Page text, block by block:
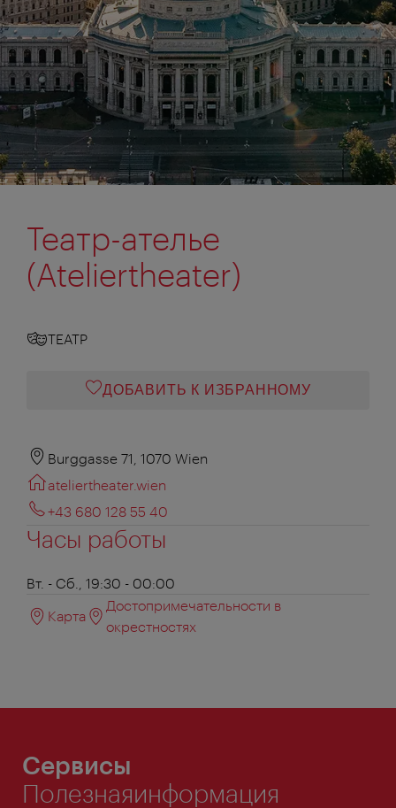
Театр-ателье
(Ateliertheater)
ТЕАТР
ДОБАВИТЬ К ИЗБРАННОМУ
Burggasse 71, 1070 Wien
ateliertheater.wien
+43 680 128 55 40
Часы работы
Вт. - Сб., 19:30 - 00:00
Карта
Достопримечательности в
окрестностях
Сервисы
Полезнаяинформация